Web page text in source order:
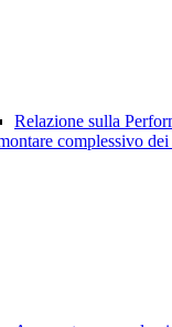
Relazione sulla
complessivo dei